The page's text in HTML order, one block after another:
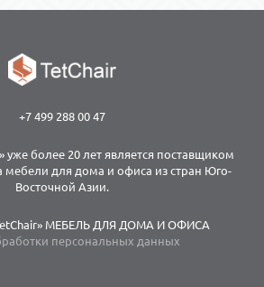
+7 499 288 00 47
уже более 20 лет является поставщиком
мебели для дома и офиса из стран Юго-
Восточной Азии.
МЕБЕЛЬ ДЛЯ ДОМА И ОФИСА
персональных данных